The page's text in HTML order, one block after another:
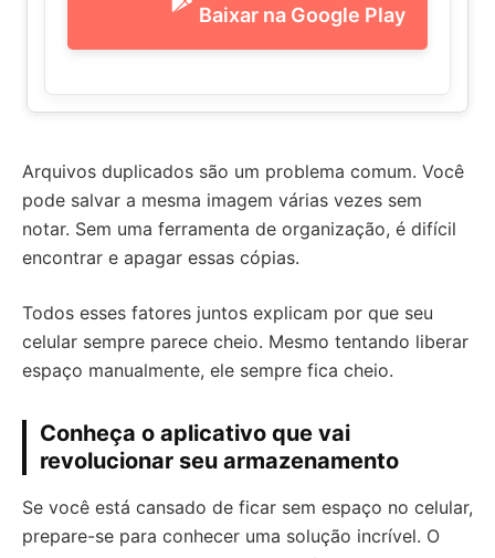
Baixar na Google Play
Arquivos duplicados são um problema comum. Você
pode salvar a mesma imagem várias vezes sem
notar. Sem uma ferramenta de organização, é difícil
encontrar e apagar essas cópias.
Todos esses fatores juntos explicam por que seu
celular sempre parece cheio. Mesmo tentando liberar
espaço manualmente, ele sempre fica cheio.
Conheça o aplicativo que vai
revolucionar seu armazenamento
Se você está cansado de ficar sem espaço no celular,
prepare-se para conhecer uma solução incrível. O